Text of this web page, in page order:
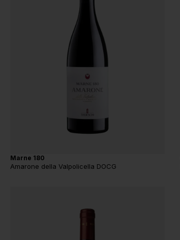
Marne 180
Amarone della Valpolicella DOCG